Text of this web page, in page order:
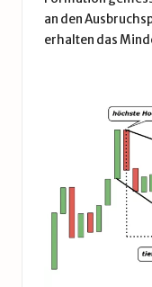
an den
erhalten das